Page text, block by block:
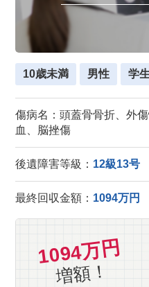
10歳未満 男性 学生
傷病名：頭蓋骨骨折、外
血、脳挫傷
後遺障害等級： 12級13号
最終回収金額： 1094万円
1094万円
増額！